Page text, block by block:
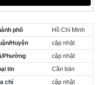
phố
Hồ Chí Minh
Huyện
cập nhật
Phường
cập nhật
tin
Cần bán
chỉ
cập nhật